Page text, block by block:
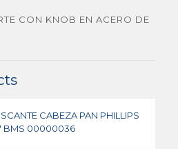
CON KNOB EN ACERO DE
CABEZA PAN PHILLIPS
BMS 00000036